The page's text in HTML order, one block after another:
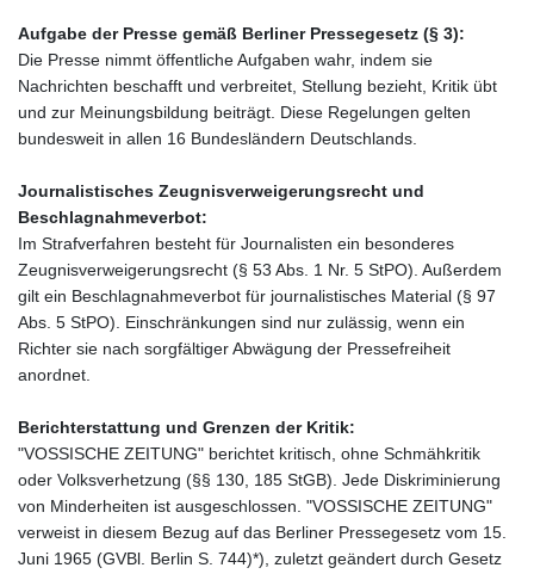
Aufgabe der Presse gemäß Berliner Pressegesetz (§ 3):
Die Presse nimmt öffentliche Aufgaben wahr, indem sie
Nachrichten beschafft und verbreitet, Stellung bezieht, Kritik übt
und zur Meinungsbildung beiträgt. Diese Regelungen gelten
bundesweit in allen 16 Bundesländern Deutschlands.
Journalistisches Zeugnisverweigerungsrecht und
Beschlagnahmeverbot:
Im Strafverfahren besteht für Journalisten ein besonderes
Zeugnisverweigerungsrecht (§ 53 Abs. 1 Nr. 5 StPO). Außerdem
gilt ein Beschlagnahmeverbot für journalistisches Material (§ 97
Abs. 5 StPO). Einschränkungen sind nur zulässig, wenn ein
Richter sie nach sorgfältiger Abwägung der Pressefreiheit
anordnet.
Berichterstattung und Grenzen der Kritik:
"VOSSISCHE ZEITUNG" berichtet kritisch, ohne Schmähkritik
oder Volksverhetzung (§§ 130, 185 StGB). Jede Diskriminierung
von Minderheiten ist ausgeschlossen. "VOSSISCHE ZEITUNG"
verweist in diesem Bezug auf das Berliner Pressegesetz vom 15.
Juni 1965 (GVBl. Berlin S. 744)*), zuletzt geändert durch Gesetz